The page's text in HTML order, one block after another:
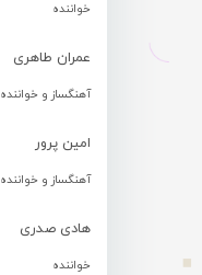
خواننده
عمران طاهری
آهنگساز و خواننده
امین پرور
آهنگساز و خواننده
هادی صدری
خواننده